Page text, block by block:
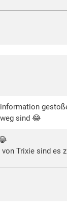
sind 😂
Trixie sind es